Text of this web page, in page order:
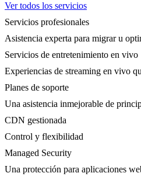
Ver todos los servicios
Servicios profesionales
Asistencia experta para migrar u
Servicios de entretenimiento en vivo
Experiencias de streaming en vivo
Planes de soporte
Una asistencia inmejorable de
CDN gestionada
Control y flexibilidad
Managed Security
Una protección para aplicaciones